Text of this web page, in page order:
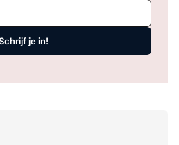
je in!